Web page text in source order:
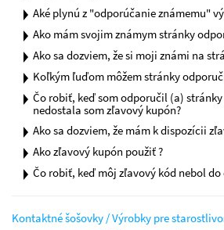
Aké plynú z "odporúčanie známemu"
Ako mám svojim známym stránky
Ako sa dozviem, že si moji známi na
Koľkým ľuďom môžem stránky
Čo robiť, keď som odporučil (a)
nedostala som zľavový kupón?
Ako sa dozviem, že mám k dispozícii
Ako zľavový kupón použiť ?
Čo robiť, keď môj zľavový kód nebol
Kontaktné šošovky / Výrobky pre